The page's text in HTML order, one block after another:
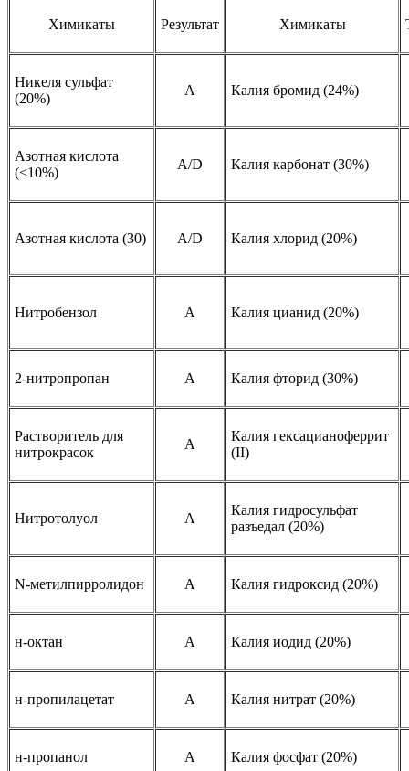
Химикаты Результат Химикаты
Никеля сульфат
(20%)
А Калия бромид (24%)
Азотная кислота
(<10%)
A/D Калия карбонат (30%)
Азотная кислота (30) A/D Калия хлорид (20%)
Нитробензол A Калия цианид (20%)
2-нитропропан A Калия фторид (30%)
Растворитель для
нитрокрасок
A
Калия гексацианоферрит
(II)
Нитротолуол A
Калия гидросульфат
разъедал (20%)
N-метилпирролидон A Калия гидроксид (20%)
н-октан A Калия иодид (20%)
н-пропилацетат A Калия нитрат (20%)
н-пропанол A Калия фосфат (20%)